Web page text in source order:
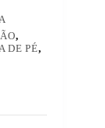
,
DE PÉ,